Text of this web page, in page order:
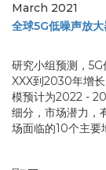
March 2021
全球5G低噪声放
研究小组预测，
XXX到2030年增
模预计为2022 -
细分，市场潜力，
场面临的10个主